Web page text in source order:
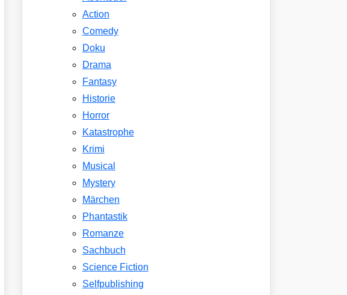
Action
Comedy
Doku
Drama
Fantasy
Historie
Horror
Katastrophe
Krimi
Musical
Mystery
Märchen
Phantastik
Romanze
Sachbuch
Science Fiction
Selfpublishing